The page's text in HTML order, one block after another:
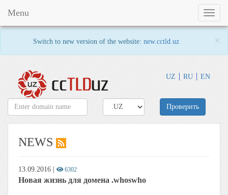
Switch to new version of the website: new.cctld.uz ×
UZ RU EN
Toggle
Menu
Проверить
NEWS
13.09.2016 6302
Новая жизнь для домена .whoswho